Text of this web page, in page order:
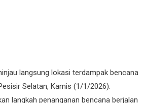
langsung lokasi terdampak bencana
Selatan, Kamis (1/1/2026).
langkah penanganan bencana berjalan